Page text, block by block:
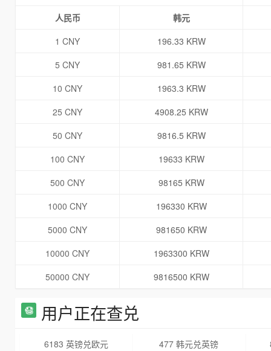
人民币
韩元
1 CNY
196.33 KRW
5 CNY
981.65 KRW
10 CNY
1963.3 KRW
25 CNY
4908.25 KRW
50 CNY
9816.5 KRW
100 CNY
19633 KRW
500 CNY
98165 KRW
1000 CNY
196330 KRW
5000 CNY
981650 KRW
10000 CNY
1963300 KRW
50000 CNY
9816500 KRW
用户正在查兑
6183 英镑兑欧元 477 韩元兑英镑